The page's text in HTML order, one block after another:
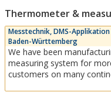
Thermometer &
Messtechnik, DMS-
Baden-Württemberg
We have been
measuring system for
customers on many